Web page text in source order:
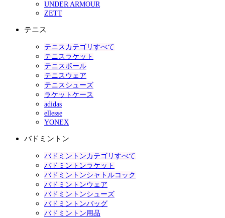
UNDER ARMOUR
ZETT
テニス
テニスカテゴリすべて
テニスラケット
テニスボール
テニスウェア
テニスシューズ
ラケットケース
adidas
ellesse
YONEX
バドミントン
バドミントンカテゴリすべて
バドミントンラケット
バドミントンシャトルコック
バドミントンウェア
バドミントンシューズ
バドミントンバッグ
バドミントン用品